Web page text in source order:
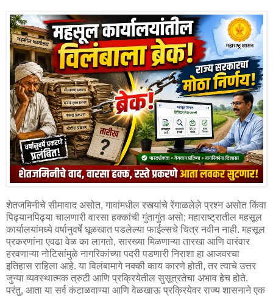
शेतजमिनीचे सीमावाद असोत, गावांमधील रस्त्यांचे रेंगाळलेले प्रश्न असोत किंवा
पिढ्यानपिढ्या चालणारी वारसा हक्कांची गुंतागुंत असो; महाराष्ट्रातील महसूल
कार्यालयांमध्ये वर्षानुवर्षे धूळखात पडलेल्या फाईल्सचे चित्र नवीन नाही. महसूल
प्रकरणांना एवढा वेळ का लागतो, सारख्या मिळणाऱ्या तारखा आणि वारंवार
हरवणाऱ्या नोटिसांमुळे नागरिकांच्या पदरी पडणारी निराशा हा आजवरचा
इतिहास राहिला आहे. या विलंबामागे नक्की काय कारणे होती, तर त्याचे उत्तर
जुन्या व्यवस्थात्मक त्रुटी आणि प्रक्रियेतील सुसूत्रतेचा अभाव हेच होते.
परंतु, आता या सर्व कंटाळवाण्या आणि वेळखाऊ प्रक्रियेवर राज्य शासनाने एक